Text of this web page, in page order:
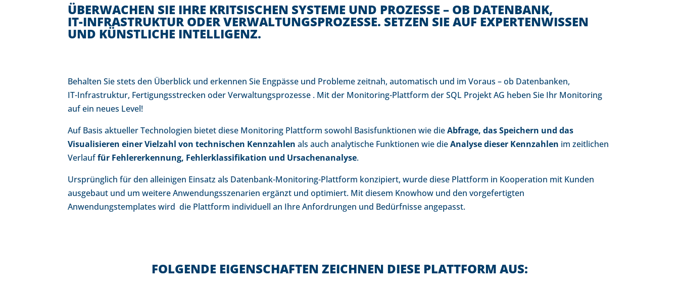
ÜBERWACHEN SIE IHRE KRITSISCHEN SYSTEME UND PROZESSE – OB DATENBANK,
IT-INFRASTRUKTUR ODER VERWALTUNGSPROZESSE. SETZEN SIE AUF EXPERTENWISSEN
UND KÜNSTLICHE INTELLIGENZ.
Behalten Sie stets den Überblick und erkennen Sie Engpässe und Probleme zeitnah, automatisch und im Voraus – ob Datenbanken,
IT-Infrastruktur, Fertigungsstrecken oder Verwaltungsprozesse . Mit der Monitoring-Plattform der SQL Projekt AG heben Sie Ihr Monitoring
auf ein neues Level!
Auf Basis aktueller Technologien bietet diese Monitoring Plattform sowohl Basisfunktionen wie dieAbfrage, das Speichern und das
Visualisieren einer Vielzahl von technischen Kennzahlen als auch analytische Funktionen wie dieAnalyse dieser Kennzahlen im zeitlichen
Verlauffür Fehlererkennung, Fehlerklassifikation und Ursachenanalyse.
Ursprünglich für den alleinigen Einsatz als Datenbank-Monitoring-Plattform konzipiert, wurde diese Plattform in Kooperation mit Kunden
ausgebaut und um weitere Anwendungsszenarien ergänzt und optimiert. Mit diesem Knowhow und den vorgefertigten
Anwendungstemplates wird die Plattform individuell an Ihre Anfordrungen und Bedürfnisse angepasst.
FOLGENDE EIGENSCHAFTEN ZEICHNEN DIESE PLATTFORM AUS: